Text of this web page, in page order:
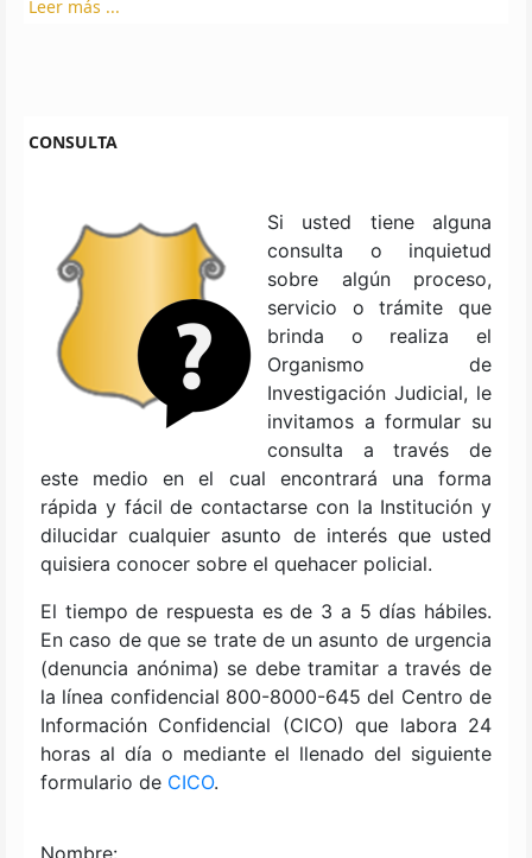
Leer más ...
CONSULTA